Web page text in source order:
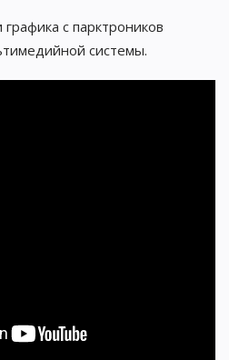
с парктроников
системы.